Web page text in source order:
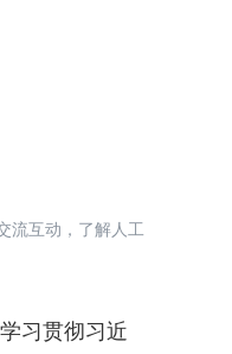
流互动，了解人工
习贯彻习近